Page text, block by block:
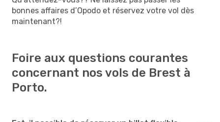
bonnes affaires d’Opodo et réservez votre vol dès
maintenant?!
Foire aux questions courantes
concernant nos vols de Brest à
Porto.